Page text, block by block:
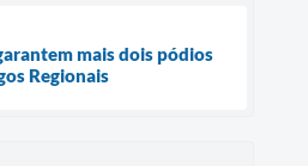
mais dois pódios
Regionais